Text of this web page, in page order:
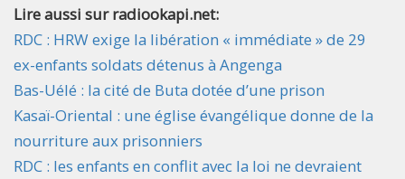
Lire aussi sur radiookapi.net:
RDC : HRW exige la libération « immédiate » de 29
ex-enfants soldats détenus à Angenga
Bas-Uélé : la cité de Buta dotée d’une prison
Kasaï-Oriental : une église évangélique donne de la
nourriture aux prisonniers
RDC : les enfants en conflit avec la loi ne devraient